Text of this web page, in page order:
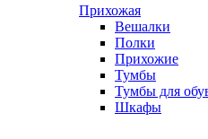
Прихожая
Вешалки
Полки
Прихожие
Тумбы
Тумбы для
Шкафы